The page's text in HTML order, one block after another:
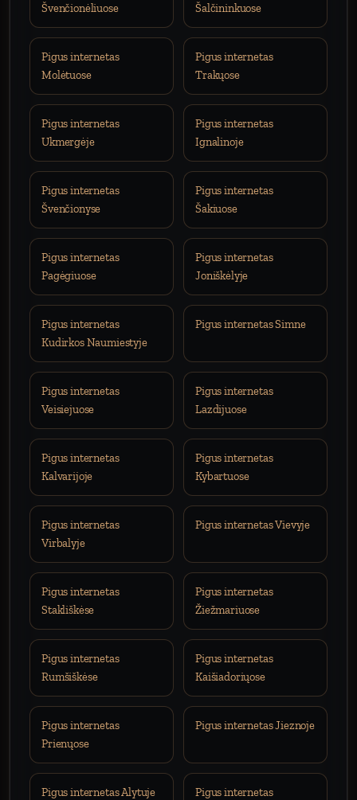
Švenčionėliuose
Šalčininkuose
Pigus internetas
Molėtuose
Pigus internetas
Trakųose
Pigus internetas
Ukmergėje
Pigus internetas
Ignalinoje
Pigus internetas
Švenčionyse
Pigus internetas
Šakiuose
Pigus internetas
Pagėgiuose
Pigus internetas
Joniškėlyje
Pigus internetas
Kudirkos Naumiestyje
Pigus internetas Simne
Pigus internetas
Veisiejuose
Pigus internetas
Lazdijuose
Pigus internetas
Kalvarijoje
Pigus internetas
Kybartuose
Pigus internetas
Virbalyje
Pigus internetas Vievyje
Pigus internetas
Stakliškėse
Pigus internetas
Žiežmariuose
Pigus internetas
Rumšiškėse
Pigus internetas
Kaišiadoriųose
Pigus internetas
Prienųose
Pigus internetas Jieznoje
Pigus internetas Alytuje
Pigus internetas